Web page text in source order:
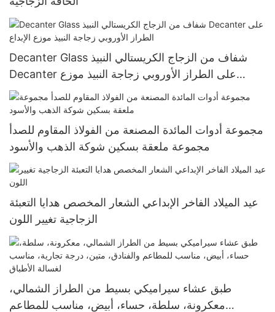
Decanter Glass شفاف من الزجاج الكريستالي النبيذ
Decanter على الطراز الأوروبي زجاجة النبيذ موزع
الإبداع
مجموعة أدوات المائدة المصنعة من الفولاذ المقاوم للصدأ
مجموعة ملعقة بسكين شوكة الذهب والأسود
عيد الميلاد الفاخر الإبداعي الشعار المخصص هدايا التعبئة
الزجاجية تغيير اللون
طبق عشاء سيراميكي بسيط من الطراز الشمالي،
معكرونة، سلطة، حساء، أبيض، مناسب للمطاعم